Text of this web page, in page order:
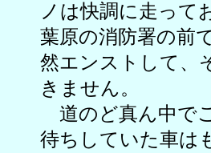
ノは快調に走って
葉原の消防署の前
然エンストして、
きません。
道のど真ん中で
待ちしていた車は